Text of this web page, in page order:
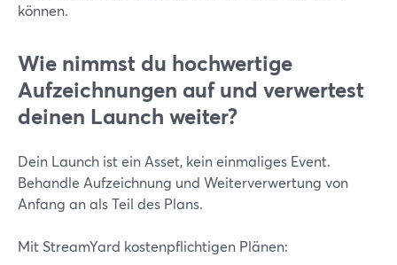
können.
Wie nimmst du hochwertige
Aufzeichnungen auf und verwertest
deinen Launch weiter?
Dein Launch ist ein Asset, kein einmaliges Event.
Behandle Aufzeichnung und Weiterverwertung von
Anfang an als Teil des Plans.
Mit StreamYard kostenpflichtigen Plänen: